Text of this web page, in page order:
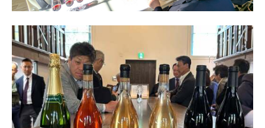
第１回セミナー「だし・昆布」2016/6/9